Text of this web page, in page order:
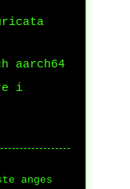
aarch64
i
anges